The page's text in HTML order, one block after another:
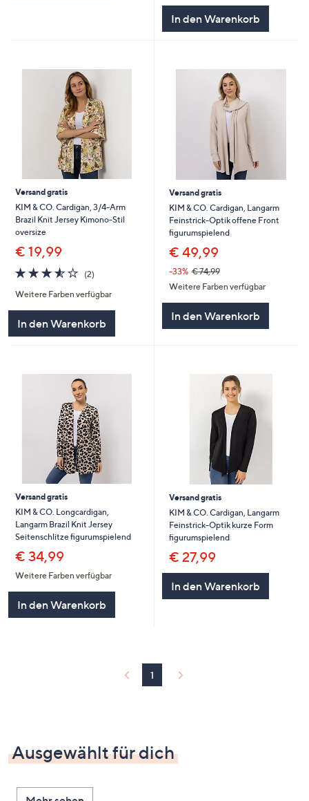
In den Warenkorb
Versand gratis
KIM & CO. Cardigan, 3/4-Arm
Brazil Knit Jersey Kimono-Stil
oversize
€ 19,99
3.5
von
5
(2)
Weitere Farben verfügbar
In den Warenkorb
Versand gratis
KIM & CO. Cardigan, Langarm
Feinstrick-Optik offene Front
figurumspielend
€ 49,99
-33% € 74,99
Weitere Farben verfügbar
In den Warenkorb
Versand gratis
KIM & CO. Longcardigan,
Langarm Brazil Knit Jersey
Seitenschlitze figurumspielend
€ 34,99
Weitere Farben verfügbar
In den Warenkorb
Versand gratis
KIM & CO. Cardigan, Langarm
Feinstrick-Optik kurze Form
figurumspielend
€ 27,99
In den Warenkorb
1
Ausgewählt für dich